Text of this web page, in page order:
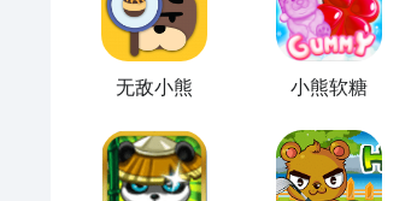
点击进入九游门户 ，搜索小熊餐厅，
加节省下载时间和流量，能够很好的解
无敌小熊 小熊软糖